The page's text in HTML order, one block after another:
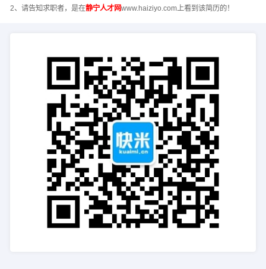
2、请告知求职者，是在静宁人才网www.haiziyo.com上看到该简历的！